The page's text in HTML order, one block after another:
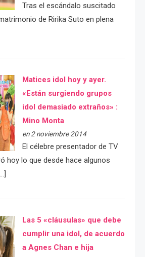
Tras el escándalo suscitado
de Ririka Suto en plena
Matices idol hoy y ayer.
«Están surgiendo grupos
idol demasiado extraños» :
Mino Monta
en 2 noviembre 2014
El célebre presentador de TV
hoy lo que desde hace algunos
Las 5 «cláusulas» que debe
cumplir una idol, de acuerdo
a Agnes Chan e hija